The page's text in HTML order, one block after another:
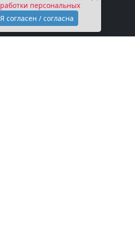
персональных
Я согласен / согласна